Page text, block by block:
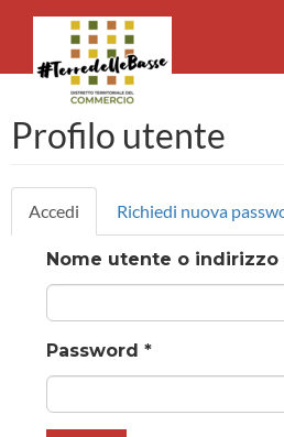
Salta
contenuto
principale
Profilo utente
Schede
primarie
Accedi (scheda
attiva)
Richiedi nuova
Nome utente o
Password*